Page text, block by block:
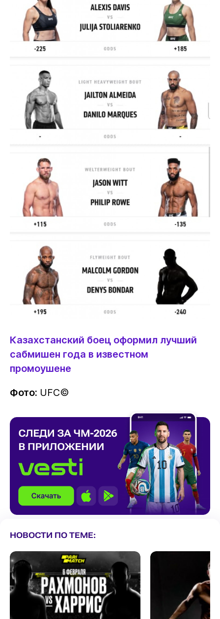
Казахстанский боец оформил лучший
сабмишен года в известном
промоушене
Фото: UFC©️
НОВОСТИ ПО ТЕМЕ: